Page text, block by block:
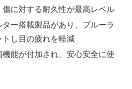
傷に対する耐久性が最高レベル
ー搭載製品があり、ブルーラ
し目の疲れを軽減
能が付加され、安心安全に使